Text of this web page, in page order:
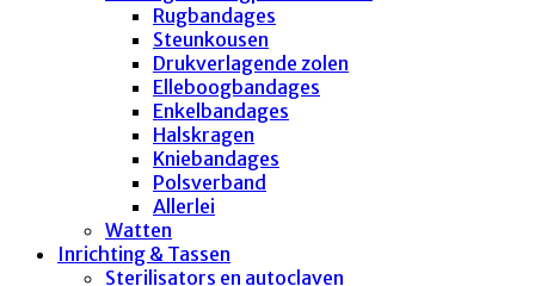
Rugbandages
Steunkousen
Drukverlagende zolen
Elleboogbandages
Enkelbandages
Halskragen
Kniebandages
Polsverband
Allerlei
Watten
Inrichting & Tassen
Sterilisators en autoclaven